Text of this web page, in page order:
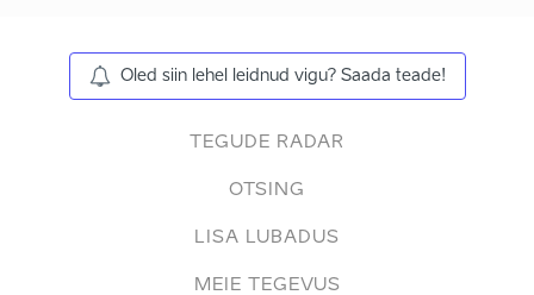
Oled siin lehel leidnud vigu? Saada teade!
TEGUDE RADAR
OTSING
LISA LUBADUS
MEIE TEGEVUS